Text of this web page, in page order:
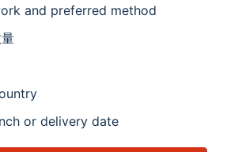
and preferred method
or delivery date